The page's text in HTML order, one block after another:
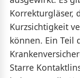
Korrekturgläser,
Kurzsichtigkeit
können. Ein Teil
Starre